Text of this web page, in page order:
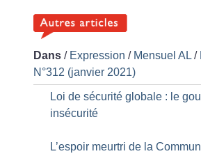
Dans / Expression / Mensuel AL /
N°312 (janvier 2021)
Loi de sécurité globale : le
insécurité
L’espoir meurtri de la